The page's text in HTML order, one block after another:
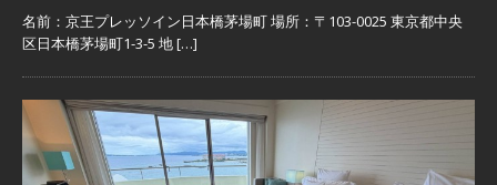
名前：京王プレッソイン日本橋茅場町 場所：〒103-0025 東京都中央
区日本橋茅場町1-3-5 地[…]